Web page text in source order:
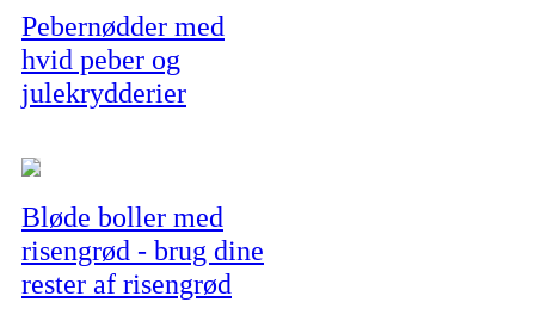
Pebernødder med
hvid peber og
julekrydderier
Bløde boller med
risengrød - brug dine
rester af risengrød